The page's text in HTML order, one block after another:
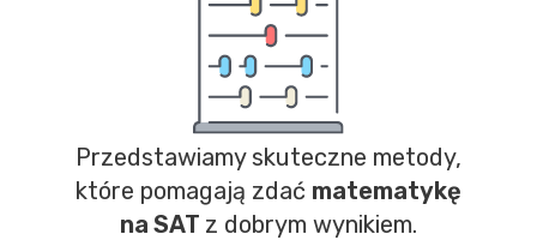
Przedstawiamy skuteczne metody,
które pomagają zdać matematykę
na SAT z dobrym wynikiem.